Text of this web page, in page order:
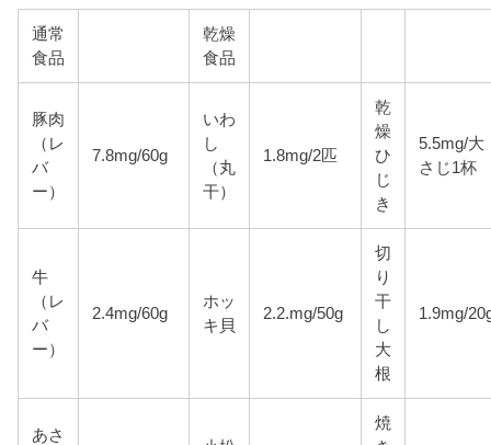
通常
食品
乾燥
食品
豚肉
（レ
バ
ー）
7.8mg/60g
いわ
し
（丸
干）
1.8mg/2匹
乾
燥
ひ
じ
き
5.5mg/大
さじ1杯
牛
（レ
バ
ー）
2.4mg/60g
ホッ
キ貝
2.2.mg/50g
切
り
干
し
大
根
1.9mg/
あさ
焼